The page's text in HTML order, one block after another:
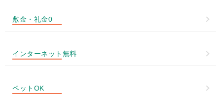
敷金・礼金0
インターネット無料
ペットOK